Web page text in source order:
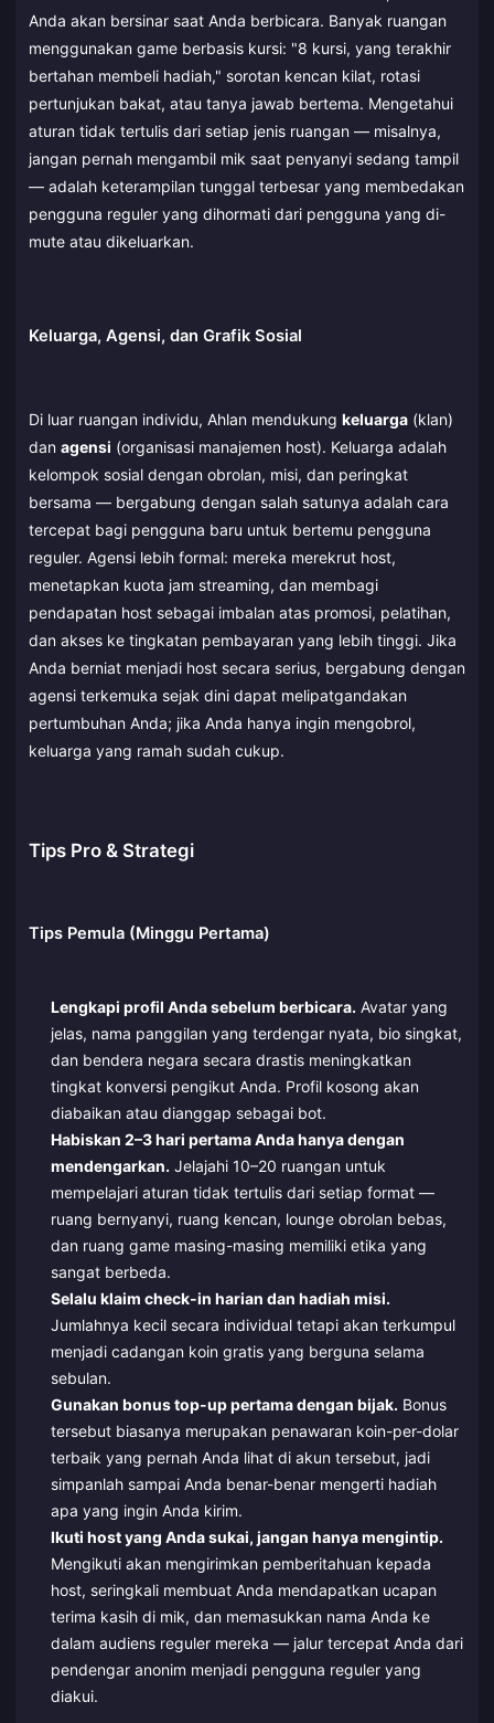
Anda akan bersinar saat Anda berbicara. Banyak ruangan
menggunakan game berbasis kursi: "8 kursi, yang terakhir
bertahan membeli hadiah," sorotan kencan kilat, rotasi
pertunjukan bakat, atau tanya jawab bertema. Mengetahui
aturan tidak tertulis dari setiap jenis ruangan — misalnya,
jangan pernah mengambil mik saat penyanyi sedang tampil
— adalah keterampilan tunggal terbesar yang membedakan
pengguna reguler yang dihormati dari pengguna yang di-
mute atau dikeluarkan.
Keluarga, Agensi, dan Grafik Sosial
Di luar ruangan individu, Ahlan mendukung keluarga (klan)
dan agensi (organisasi manajemen host). Keluarga adalah
kelompok sosial dengan obrolan, misi, dan peringkat
bersama — bergabung dengan salah satunya adalah cara
tercepat bagi pengguna baru untuk bertemu pengguna
reguler. Agensi lebih formal: mereka merekrut host,
menetapkan kuota jam streaming, dan membagi
pendapatan host sebagai imbalan atas promosi, pelatihan,
dan akses ke tingkatan pembayaran yang lebih tinggi. Jika
Anda berniat menjadi host secara serius, bergabung dengan
agensi terkemuka sejak dini dapat melipatgandakan
pertumbuhan Anda; jika Anda hanya ingin mengobrol,
keluarga yang ramah sudah cukup.
Tips Pro & Strategi
Tips Pemula (Minggu Pertama)
Lengkapi profil Anda sebelum berbicara. Avatar yang
jelas, nama panggilan yang terdengar nyata, bio singkat,
dan bendera negara secara drastis meningkatkan
tingkat konversi pengikut Anda. Profil kosong akan
diabaikan atau dianggap sebagai bot.
Habiskan 2–3 hari pertama Anda hanya dengan
mendengarkan. Jelajahi 10–20 ruangan untuk
mempelajari aturan tidak tertulis dari setiap format —
ruang bernyanyi, ruang kencan, lounge obrolan bebas,
dan ruang game masing-masing memiliki etika yang
sangat berbeda.
Selalu klaim check-in harian dan hadiah misi.
Jumlahnya kecil secara individual tetapi akan terkumpul
menjadi cadangan koin gratis yang berguna selama
sebulan.
Gunakan bonus top-up pertama dengan bijak. Bonus
tersebut biasanya merupakan penawaran koin-per-dolar
terbaik yang pernah Anda lihat di akun tersebut, jadi
simpanlah sampai Anda benar-benar mengerti hadiah
apa yang ingin Anda kirim.
Ikuti host yang Anda sukai, jangan hanya mengintip.
Mengikuti akan mengirimkan pemberitahuan kepada
host, seringkali membuat Anda mendapatkan ucapan
terima kasih di mik, dan memasukkan nama Anda ke
dalam audiens reguler mereka — jalur tercepat Anda dari
pendengar anonim menjadi pengguna reguler yang
diakui.